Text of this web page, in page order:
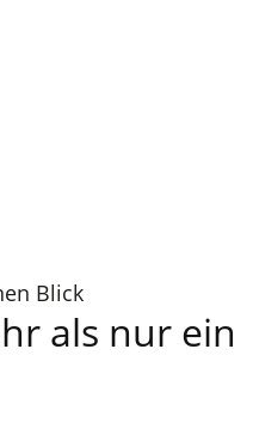
Blick
als nur ein